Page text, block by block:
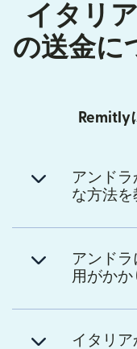
イタリ
の送金に
Remitly
アンド
な方法を
アンド
用がかか
イタリ